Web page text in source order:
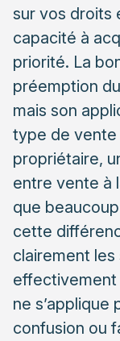
sur vos droits
capacité à
priorité. La
préemption
mais son
type de vente
propriétaire,
entre vente à
que
cette
clairement
effectivement
ne s’applique
confusion ou
Les
Formaliser
tant que
Préparer
S’entourer